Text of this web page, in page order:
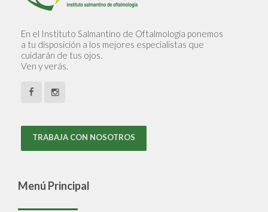
En el Instituto Salmantino de Oftalmología ponemos
a tu disposición a los mejores especialistas que
cuidarán de tus ojos.
Ven y verás.
TRABAJA CON NOSOTROS
Menú Principal